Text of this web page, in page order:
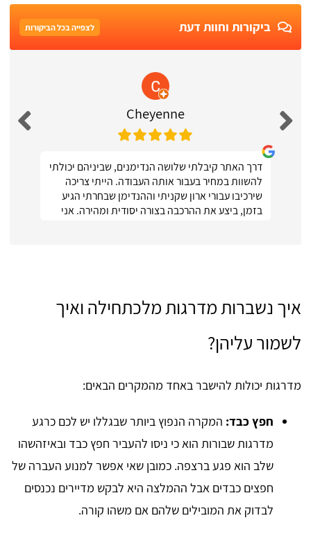
ביקורות וחוות דעת לצפייה בכל הביקורות
Cheyenne
דרך האתר קיבלתי שלושה הנדימנים, שביניהם יכולתי
להשוות במחיר בעבור אותה העבודה. הייתי צריכה
שירכיבו עבורי ארון שקניתי וההנדימן שבחרתי הגיע
בזמן, ביצע את ההרכבה בצורה יסודית ומהירה. אני
איך נשברות מדרגות מלכתחילה ואיך
לשמור עליהן?
מדרגות יכולות להישבר באחד מהמקרים הבאים:
חפץ כבד: המקרה הנפוץ ביותר שבגללו יש לכם כרגע
מדרגות שבורות הוא כי ניסו להעביר חפץ כבד ובאיזהשהו
שלב הוא פגע ברצפה. כמובן שאי אפשר למנוע העברה של
חפצים כבדים אבל ההמלצה היא לבקש מדיירים נכנסים
לבדוק את המובילים שלהם אם משהו קורה.